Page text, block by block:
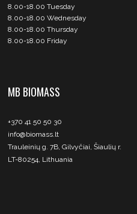
8.00-18.00 Tuesday
8.00-18.00 Wednesday
8.00-18.00 Thursday
8.00-18.00 Friday
MB BIOMASS
+370 41 50 50 30
info@biomass.lt
Trauleinių g. 7B, Gilvyčiai, Šiaulių r.
LT-80254, Lithuania